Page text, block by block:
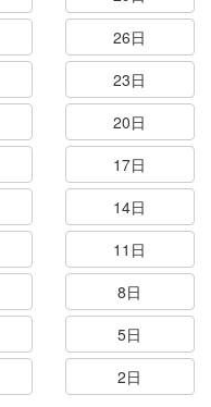
26日
23日
20日
17日
14日
11日
8日
5日
2日